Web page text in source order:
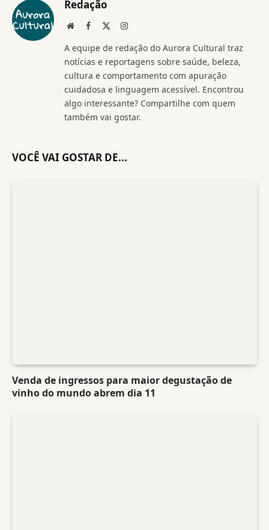
Redação
WebsiteFacebook Instagram
A equipe de redação do Aurora Cultural traz
notícias e reportagens sobre saúde, beleza,
cultura e comportamento com apuração
cuidadosa e linguagem acessível. Encontrou
algo interessante? Compartilhe com quem
também vai gostar.
VOCÊ VAI GOSTAR DE...
Venda de ingressos para maior degustação de
vinho do mundo abrem dia 11